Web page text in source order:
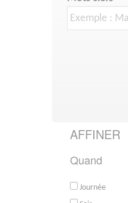
AFFINER
Quand
Journée